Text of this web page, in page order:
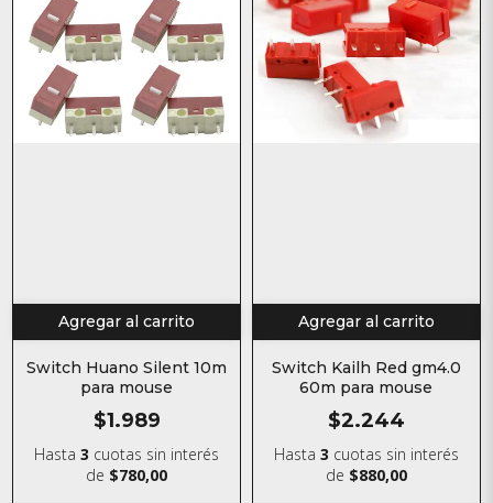
Agregar al carrito
Switch Huano Silent 10m
para mouse
$1.989
Hasta3 cuotas sin interés
de $780,00
Agregar al carrito
Switch Kailh Red gm4.0
60m para mouse
$2.244
Hasta 3 cuotas sin interés
de $880,00